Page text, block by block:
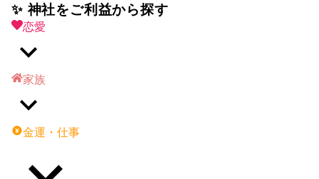
✨ 神社をご利益から探す
恋愛
家族
金運・仕事